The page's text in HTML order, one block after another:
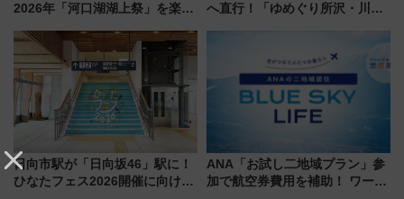
2026年「河口湖湖上祭」を楽し
ススメ
へ直行！「ゆめぐり所沢・川越
日向市駅が「日向坂46」駅に！
ひなたフェス2026開催に向けJR
ANA「お試し二地域プラン」参
加で航空券費用を補助！ ワーケ